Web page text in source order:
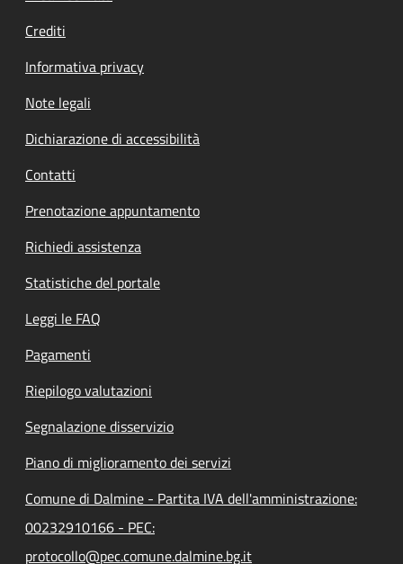
Crediti
Informativa privacy
Note legali
Dichiarazione di accessibilità
Contatti
Prenotazione appuntamento
Richiedi assistenza
Statistiche del portale
Leggi le FAQ
Pagamenti
Riepilogo valutazioni
Segnalazione disservizio
Piano di miglioramento dei servizi
Comune di Dalmine - Partita IVA dell'amministrazione:
00232910166 - PEC:
protocollo@pec.comune.dalmine.bg.it